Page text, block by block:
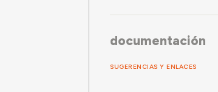
documentación
SUGERENCIAS Y ENLACES